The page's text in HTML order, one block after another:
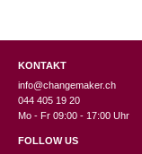
KONTAKT
info@changemaker.ch
044 405 19 20
Mo - Fr 09:00 - 17:00 Uhr
FOLLOW US